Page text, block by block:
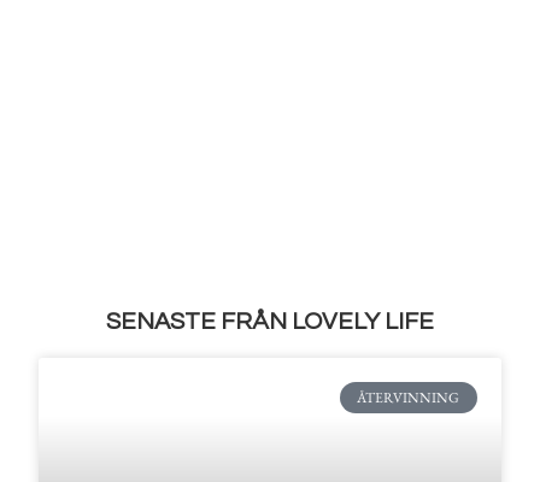
SENASTE FRÅN LOVELY LIFE
ÅTERVINNING